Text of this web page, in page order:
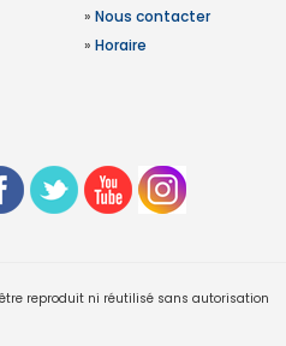
» Nous contacter
» Horaire
reproduit ni réutilisé sans autorisation